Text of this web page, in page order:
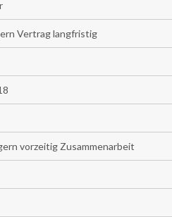
Vertrag langfristig
vorzeitig Zusammenarbeit